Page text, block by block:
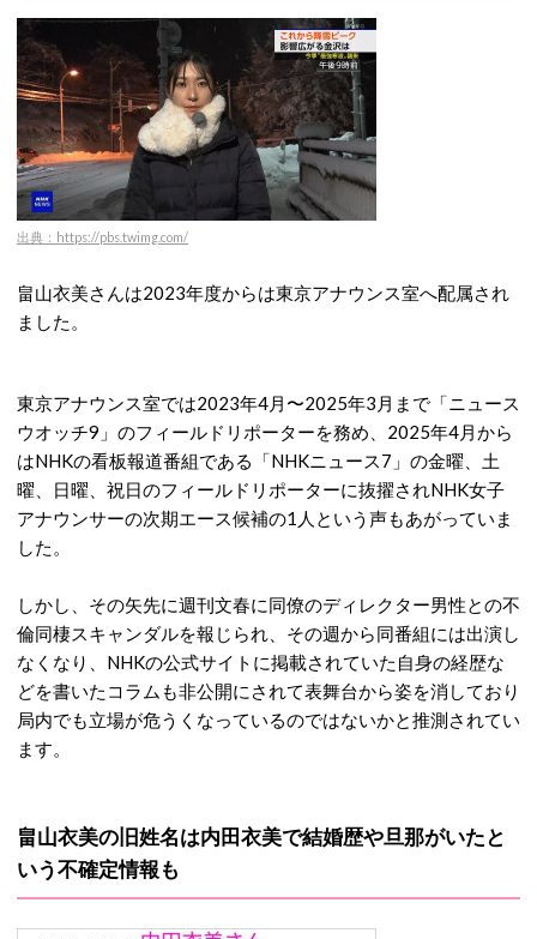
出典：https://pbs.twimg.com/
畠山衣美さんは2023年度からは東京アナウンス室へ配属され
ました。
東京アナウンス室では2023年4月〜2025年3月まで「ニュース
ウオッチ9」のフィールドリポーターを務め、2025年4月から
はNHKの看板報道番組である「NHKニュース7」の金曜、土
曜、日曜、祝日のフィールドリポーターに抜擢されNHK女子
アナウンサーの次期エース候補の1人という声もあがっていま
した。
しかし、その矢先に週刊文春に同僚のディレクター男性との不
倫同棲スキャンダルを報じられ、その週から同番組には出演し
なくなり、NHKの公式サイトに掲載されていた自身の経歴な
どを書いたコラムも非公開にされて表舞台から姿を消しており
局内でも立場が危うくなっているのではないかと推測されてい
ます。
畠山衣美の旧姓名は内田衣美で結婚歴や旦那がいたと
いう不確定情報も